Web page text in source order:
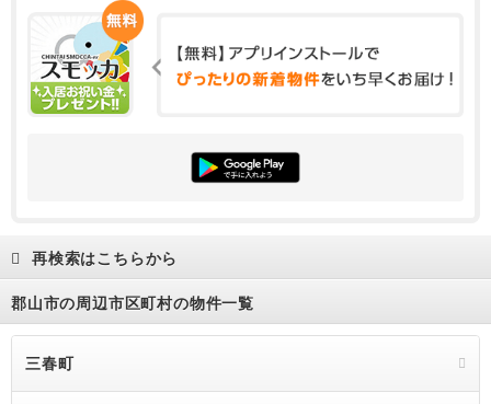
再検索はこちらから
郡山市の周辺市区町村の物件一覧
三春町